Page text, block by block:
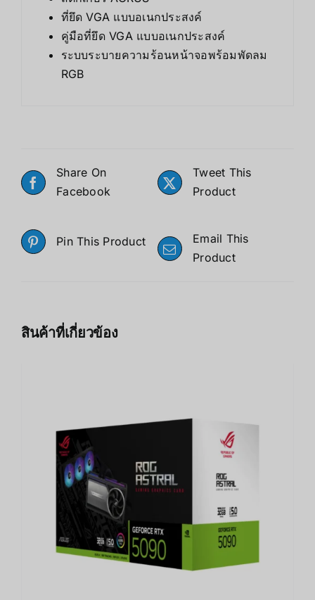
ที่ยึด VGA แบบอเนกประสงค์
คู่มือที่ยึด VGA แบบอเนกประสงค์
ระบบระบายความร้อนหน้าจอพร้อมพัดลม
RGB
Share On
Facebook
Tweet This
Product
Pin This Product
Email This
Product
สินค้าที่เกี่ยวข้อง